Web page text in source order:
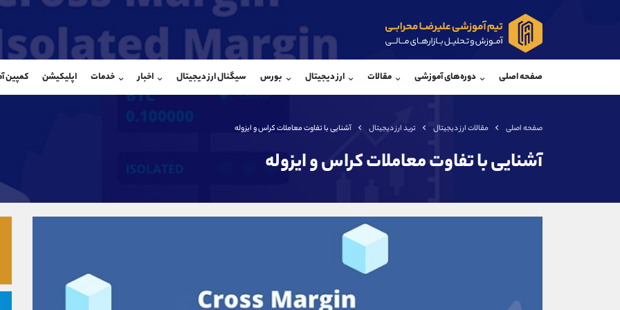
صفحه اصلی دوره‌های آموزشی مقالات ارز دیجیتال بورس سیگنال ارز دیجیتال اخبار خدمات اپلیکیشن کمپین
صفحه اصلی مقالات ارز دیجیتال ترید ارز دیجیتال آشنایی با تفاوت معاملات کراس و ایزوله
آشنایی با تفاوت معاملات کراس و ایزوله
@Armteam_admin_por
@Armteam_admin_33
واتساپ
تلگرام
تلفن